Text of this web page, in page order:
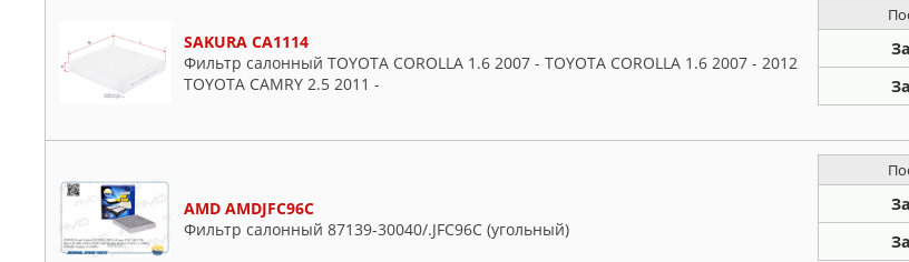
SAKURA CA1114
Фильтр салонный TOYOTA COROLLA 1.6 2007 - TOYOTA COROLLA 1.6 2007 - 2012
TOYOTA CAMRY 2.5 2011 -
AMD AMDJFC96C
Фильтр салонный 87139-30040/.JFC96C (угольный)